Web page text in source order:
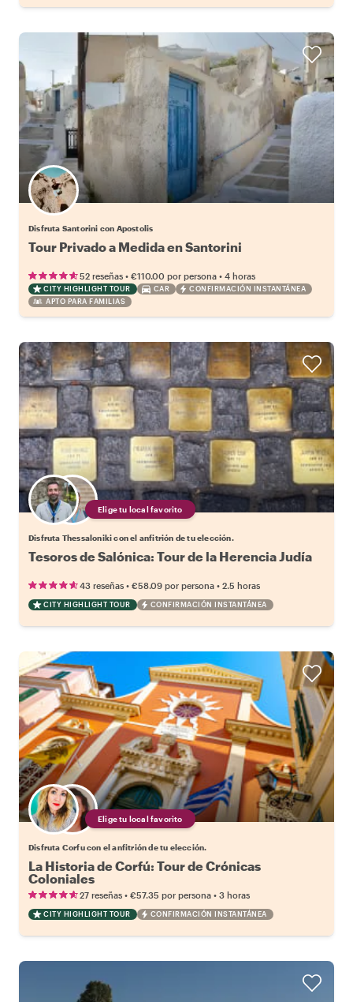
Disfruta Santorini con Apostolis
Tour Privado a Medida en Santorini
52 reseñas • €110.00 por persona • 4 horas
CITY HIGHLIGHT TOUR CAR
CONFIRMACIÓN INSTANTÁNEA
APTO PARA FAMILIAS
Elige tu local favorito
Disfruta Thessaloniki con el anfitrión de tu elección.
Tesoros de Salónica: Tour de la Herencia Judía
43 reseñas • €58.09 por persona • 2.5 horas
CITY HIGHLIGHT TOUR CONFIRMACIÓN INSTANTÁNEA
Elige tu local favorito
Disfruta Corfu con el anfitrión de tu elección.
La Historia de Corfú: Tour de Crónicas
Coloniales
27 reseñas • €57.35 por persona • 3 horas
CITY HIGHLIGHT TOUR CONFIRMACIÓN INSTANTÁNEA